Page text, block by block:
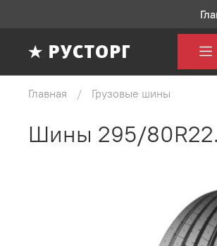
Главная Грузовые шины
Шины 295/